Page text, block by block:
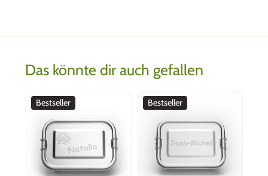
Das könnte dir auch gefallen
Bestseller Bestseller